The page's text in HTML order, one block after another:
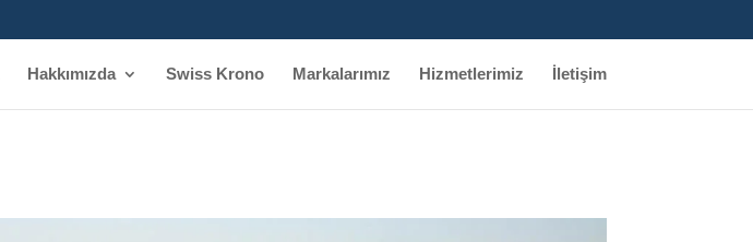
Hakkımızda Swiss Krono Markalarımız Hizmetlerimiz İletişim